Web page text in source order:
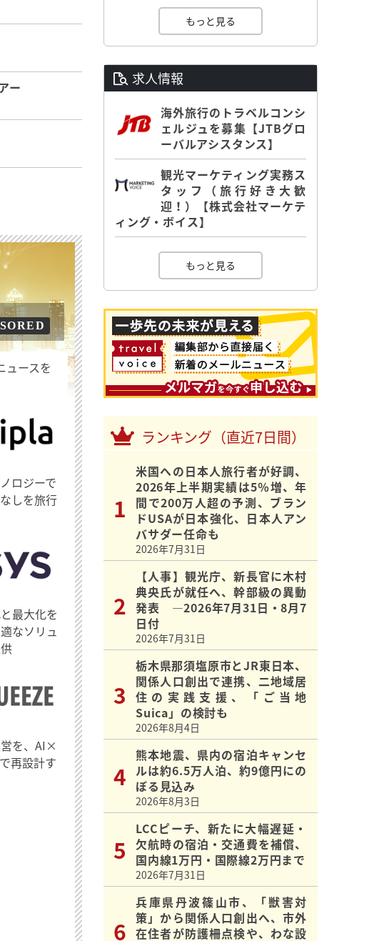
ー
ュースを
ロジーで
しを旅行
最大化を
なソリュ
を、AI×
再設計す
もっと見る
求人情報
海外旅行のトラベルコンシ
ェルジュを募集【JTBグロ
ーバルアシスタンス】
観光マーケティング実務ス
タッフ（旅行好き大歓
迎！）【株式会社マーケテ
ィング・ボイス】
もっと見る
ランキング（直近7日間）
米国への日本人旅行者が好調、
2026年上半期実績は5％増、年
間で200万人超の予測、ブラン
ドUSAが日本強化、日本人アン
バサダー任命も
2026年7月31日
【人事】観光庁、新長官に木村
典央氏が就任へ、幹部級の異動
発表 ―2026年7月31日・8月7
日付
2026年7月31日
栃木県那須塩原市とJR東日本、
関係人口創出で連携、二地域居
住の実践支援、「ご当地
Suica」の検討も
2026年8月4日
熊本地震、県内の宿泊キャンセ
ルは約6.5万人泊、約9億円にの
ぼる見込み
2026年8月3日
LCCピーチ、新たに大幅遅延・
欠航時の宿泊・交通費を補償、
国内線1万円・国際線2万円まで
2026年7月31日
兵庫県丹波篠山市、「獣害対
策」から関係人口創出へ、市外
在住者が防護柵点検や、わな設